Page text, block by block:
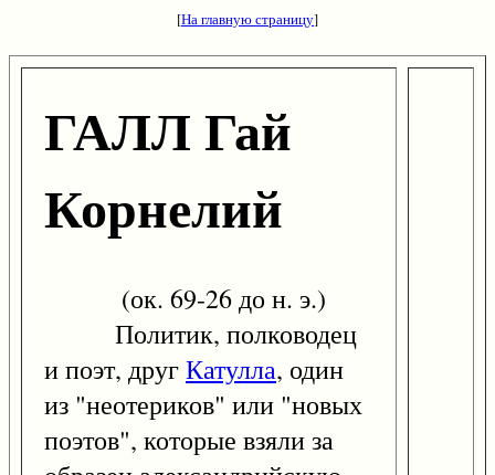
[На главную страницу]
ГАЛЛ Гай
Корнелий
(ок. 69-26 до н. э.)
Политик, полководец
и поэт, другКатулла, один
из "неотериков" или "новых
поэтов", которые взяли за